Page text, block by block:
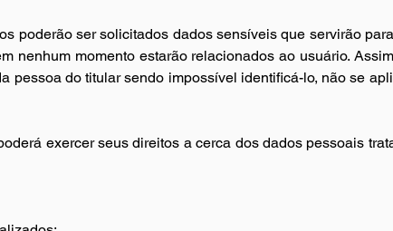
poderão ser solicitados dados sensíveis que servirão
nenhum momento estarão relacionados ao usuário.
pessoa do titular sendo impossível identificá-lo, não se
exercer seus direitos a cerca dos dados pessoais